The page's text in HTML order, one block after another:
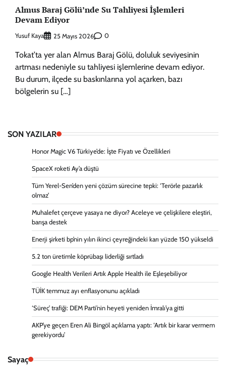
Almus Baraj Gölü’nde Su Tahliyesi İşlemleri
Devam Ediyor
Yusuf Kaya 25 Mayıs 2026 0
Tokat’ta yer alan Almus Baraj Gölü, doluluk seviyesinin
artması nedeniyle su tahliyesi işlemlerine devam ediyor.
Bu durum, ilçede su baskınlarına yol açarken, bazı
bölgelerin su […]
SON YAZILAR
Honor Magic V6 Türkiye’de: İşte Fiyatı ve Özellikleri
SpaceX roketi Ay’a düştü
Tüm Yerel-Sen’den yeni çözüm sürecine tepki: ‘Terörle pazarlık
olmaz’
Muhalefet çerçeve yasaya ne diyor? Aceleye ve çelişkilere eleştiri,
barışa destek
Enerji şirketi bp’nin yılın ikinci çeyreğindeki karı yüzde 150 yükseldi
5.2 ton üretimle köprübaşı liderliği sırtladı
Google Health Verileri Artık Apple Health ile Eşleşebiliyor
TÜİK temmuz ayı enflasyonunu açıkladı
‘Süreç’ trafiği: DEM Parti’nin heyeti yeniden İmralı’ya gitti
AKP’ye geçen Eren Ali Bingöl açıklama yaptı: ‘Artık bir karar vermem
gerekiyordu’
Sayaç